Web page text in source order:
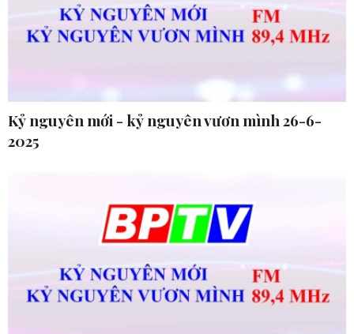
Kỷ nguyên mới - kỷ nguyên vươn mình 26-6-
2025